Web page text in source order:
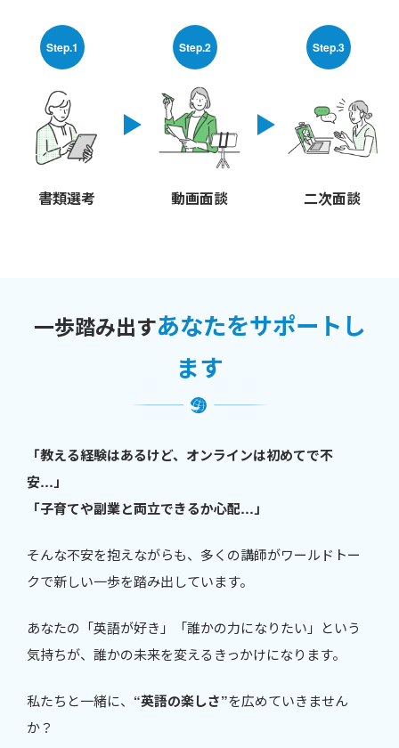
Step.1
書類選考
Step.2
動画面談
Step.3
二次面談
一歩踏み出すあなたをサポートし
ます
「教える経験はあるけど、オンラインは初めてで不
安…」
「子育てや副業と両立できるか心配…」
そんな不安を抱えながらも、多くの講師がワールドトー
クで新しい一歩を踏み出しています。
あなたの「英語が好き」「誰かの力になりたい」という
気持ちが、誰かの未来を変えるきっかけになります。
私たちと一緒に、 “英語の楽しさ”を広めていきません
か？